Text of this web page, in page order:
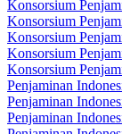
Konsorsium
Konsorsium
Konsorsium
Konsorsium
Konsorsium
Penjaminan
Penjaminan
Penjaminan